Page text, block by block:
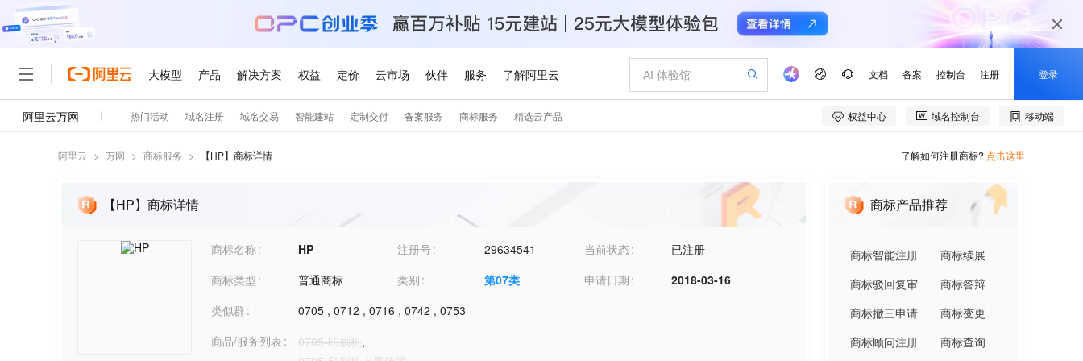
阿里云 > 万网 > 商标服务 > 【HP】商标详情 了解如何注册商标? 点击这里
【HP】商标详情
商标名称 HP 注册号 29634541 当前状态
已注册
商标类型
普通商标 类别 第07类 申请日期
2018-03-16
类似群
0705 , 0712 , 0716 , 0742 , 0753
商品/服务列表
0705-印刷机,
商标产品推荐
商标智能注册
商标续展
商标驳回复审
商标答辩
商标撤三申请
商标变更
商标顾问注册
商标查询